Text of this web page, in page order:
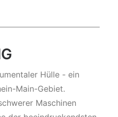
Hülle - ein
Main-Gebiet.
Maschinen